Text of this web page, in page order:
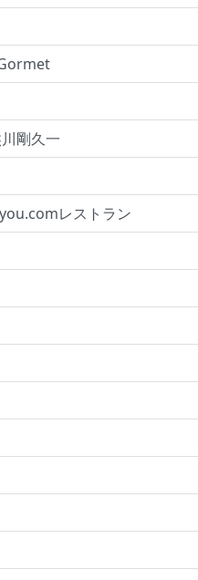
剛久一
レストラン